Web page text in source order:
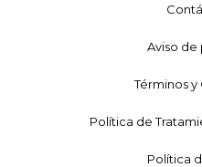
Aviso de
Términos
Política de
Política